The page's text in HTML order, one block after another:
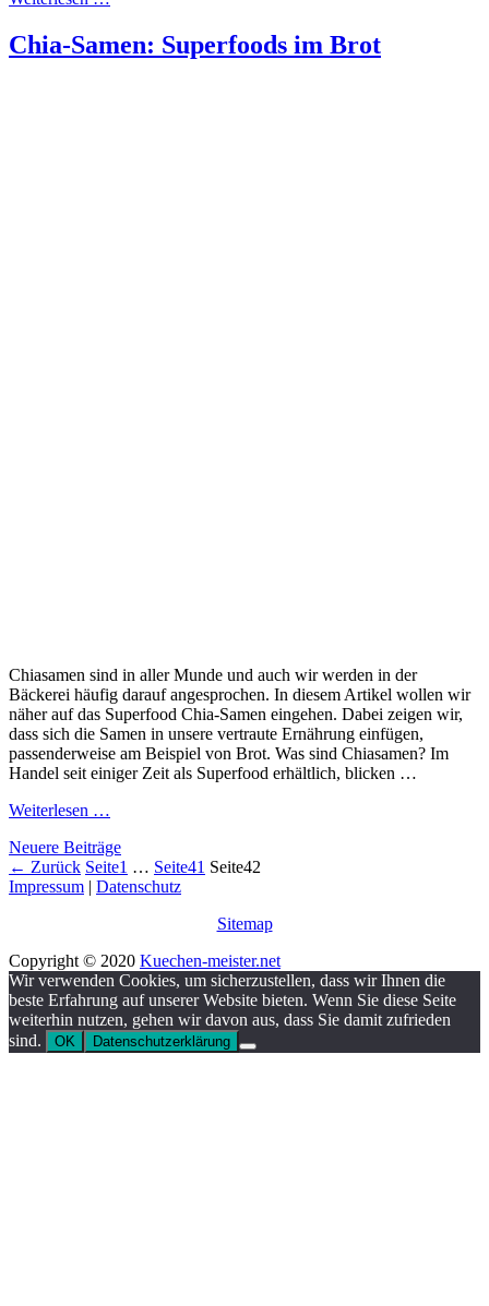
Chia-Samen: Superfoods im Brot
Chiasamen sind in aller Munde und auch wir werden in der
Bäckerei häufig darauf angesprochen. In diesem Artikel wollen wir
näher auf das Superfood Chia-Samen eingehen. Dabei zeigen wir,
dass sich die Samen in unsere vertraute Ernährung einfügen,
passenderweise am Beispiel von Brot. Was sind Chiasamen? Im
Handel seit einiger Zeit als Superfood erhältlich, blicken …
Weiterlesen …
Neuere Beiträge
← Zurück Seite1 … Seite41 Seite42
Impressum | Datenschutz
Sitemap
Copyright © 2020 Kuechen-meister.net
Wir verwenden Cookies, um sicherzustellen, dass wir Ihnen die
beste Erfahrung auf unserer Website bieten. Wenn Sie diese Seite
weiterhin nutzen, gehen wir davon aus, dass Sie damit zufrieden
sind.
OK Datenschutzerklärung